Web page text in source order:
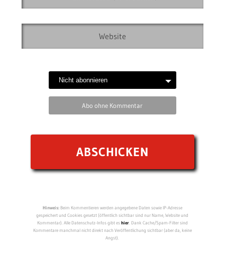
Abo ohne Kommentar
Hinweis:Beim Kommentieren werden angegebene Daten sowie IP-Adresse
gespeichert und Cookies gesetzt (öffentlich sichtbar sind nur Name, Website und
Kommentar). Alle Datenschutz-Infos gibt eshier. Dank Cache/Spam-Filter sind
Kommentare manchmal nicht direkt nach Veröffentlichung sichtbar (aber da, keine
Angst).